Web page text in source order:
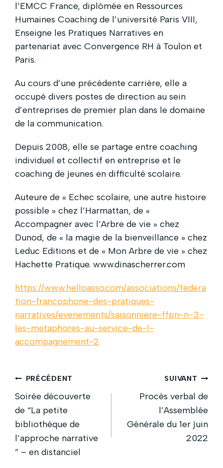
l’EMCC France, diplômée en Ressources
Humaines Coaching de l’université Paris VIII,
Enseigne les Pratiques Narratives en
partenariat avec Convergence RH à Toulon et
Paris.
Au cours d’une précédente carrière, elle a
occupé divers postes de direction au sein
d’entreprises de premier plan dans le domaine
de la communication.
Depuis 2008, elle se partage entre coaching
individuel et collectif en entreprise et le
coaching de jeunes en difficulté scolaire.
Auteure de « Echec scolaire, une autre histoire
possible » chez l’Harmattan, de «
Accompagner avec l’Arbre de vie » chez
Dunod, de « la magie de la bienveillance » chez
Leduc Editions et de « Mon Arbre de vie » chez
Hachette Pratique. www.dinascherrer.com
https://www.helloasso.com/associations/federa
tion-francophone-des-pratiques-
narratives/evenements/saisonniere-ffpn-n-3-
les-metaphores-au-service-de-l-
accompagnement-2
Navigation
de
l’article
PRÉCÉDENT
Soirée découverte
de “La petite
bibliothèque de
l’approche narrative
” – en distanciel
SUIVANT
Procès verbal de
l’Assemblée
Générale du 1er juin
2022